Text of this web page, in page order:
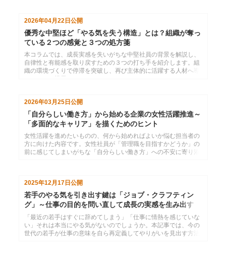
って実現まで導いていけるような人材が求められるようになって
いくのではないでしょうか。
2026年04月22日 公開
優秀な中堅ほど「やる気を失う構造」とは？組織が奪っ
ている２つの感覚と３つの処方箋
本コラムでは、成長実感を失いがちな中堅社員の背景を解説し、
自律性と有能感を取り戻すための３つの打ち手を紹介します。組
織の環境づくりで停滞を突破し、再び主体的に活躍する人材へ導
2026年03月25日公開
「自分らしい働き方」から始める企業の女性活躍推進～
「多面的なキャリア」を描くためのヒント
女性活躍を進めたいものの、何から始めればよいか悩む担当者の
方に向けた内容です。女性社員が「管理職を目指すかどうか」の
前に感じてしまいがちな「自分らしい働き方」への不安に寄り添
2025年12月17日 公開
若手のやる気を引き出す鍵は「ジョブ・クラフティン
グ」～仕事の目的を問い直して成長の実感を生み出す
「最近の若手はすぐに辞めてしまう」「仕事に情熱を感じていな
い」それは本当にやる気がないのでしょうか。本記事では、今の
世代の若手が仕事の意味を自ら再定義してやりがいを見出す方法